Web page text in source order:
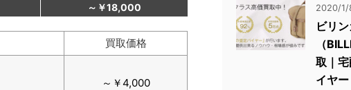
～￥18,000
買取価格
～￥4,000
2020/1/
ビリ
（
取｜
イヤー